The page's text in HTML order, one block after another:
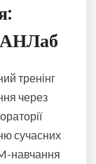
тренінг
через
сучасних
навчання